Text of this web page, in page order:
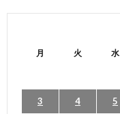
月 火 水
3 4 5